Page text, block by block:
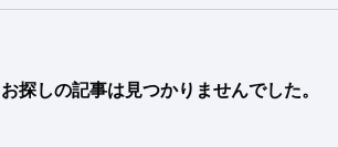
お探しの記事は見つかりませんでした。